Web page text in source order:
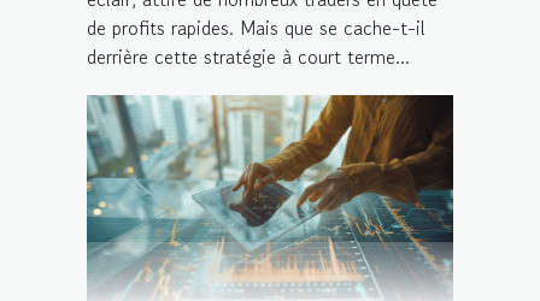
de profits rapides. Mais que se cache-t-il
derrière cette stratégie à court terme...